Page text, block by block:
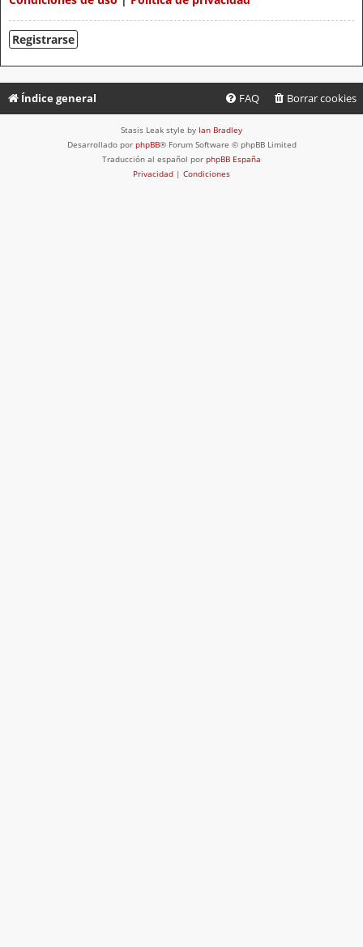
Registrarse
Índice general Borrar cookies
FAQ
Stasis Leak style by Ian Bradley
Desarrollado por phpBB® Forum Software © phpBB Limited
Traducción al español por phpBB España
Privacidad | Condiciones